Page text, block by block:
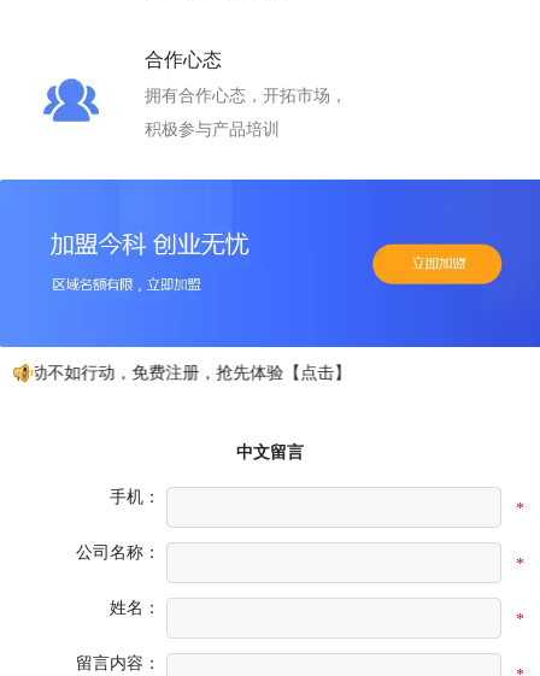
合作心态
拥有合作心态，开拓市场，
积极参与产品培训
动不如行动，免费注册，抢先体验【点击】
中文留言
手机：
*
公司名称：
*
姓名：
*
留言内容：